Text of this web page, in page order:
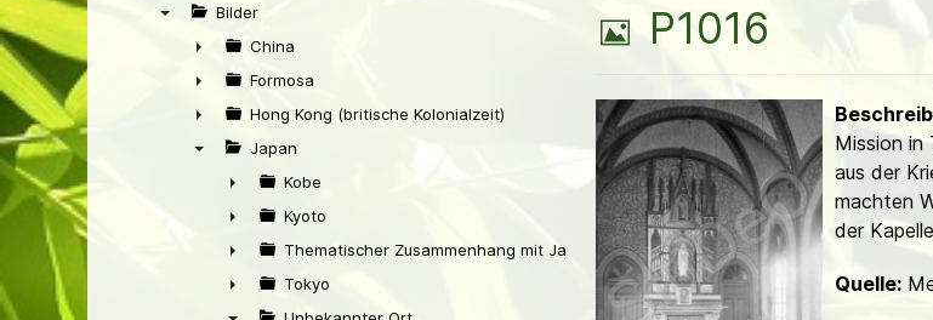
Bilder
►
China
►
Formosa
►
Hong Kong (britische Kolonialzeit)
Japan
►
Kobe
►
Kyoto
►
Thematischer Zusammenhang mit Japan
Tokyo
B
l
d
P1016
Mission in
aus der
machten
der
Quelle: